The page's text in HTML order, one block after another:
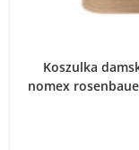
Koszulka
nomex